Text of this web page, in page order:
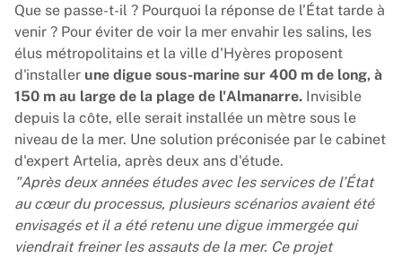
Que se passe-t-il ? Pourquoi la réponse de l’État tarde à
venir ? Pour éviter de voir la mer envahir les salins, les
élus métropolitains et la ville d'Hyères proposent
d'installer une digue sous-marine sur 400 m de long, à
150 m au large de la plage de l'Almanarre. Invisible
depuis la côte, elle serait installée un mètre sous le
niveau de la mer. Une solution préconisée par le cabinet
d'expert Artelia, après deux ans d'étude.
"Après deux années études avec les services de l’État
au cœur du processus, plusieurs scénarios avaient été
envisagés et il a été retenu une digue immergée qui
viendrait freiner les assauts de la mer. Ce projet